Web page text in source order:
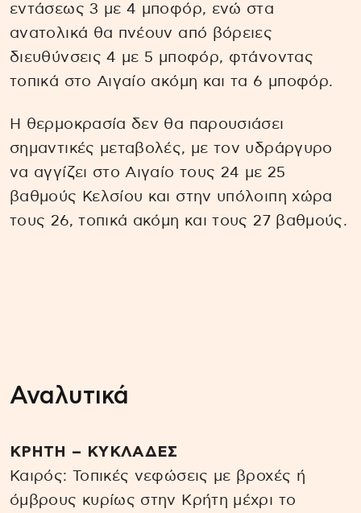
εντάσεως 3 με 4 μποφόρ, ενώ στα
ανατολικά θα πνέουν από βόρειες
διευθύνσεις 4 με 5 μποφόρ, φτάνοντας
τοπικά στο Αιγαίο ακόμη και τα 6 μποφόρ.
Η θερμοκρασία δεν θα παρουσιάσει
σημαντικές μεταβολές, με τον υδράργυρο
να αγγίζει στο Αιγαίο τους 24 με 25
βαθμούς Κελσίου και στην υπόλοιπη χώρα
τους 26, τοπικά ακόμη και τους 27 βαθμούς.
Αναλυτικά
ΚΡΗΤΗ – ΚΥΚΛΑΔΕΣ
Καιρός: Τοπικές νεφώσεις με βροχές ή
όμβρους κυρίως στην Κρήτη μέχρι το